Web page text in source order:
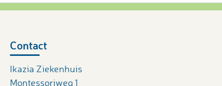
Contact
Ikazia Ziekenhuis
Montessoriweg 1